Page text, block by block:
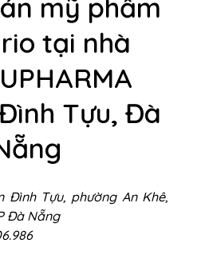
mỹ phẩm
tại nhà
Tựu, Đà
Đình Tựu, phường An Khê,
Đà Nẵng